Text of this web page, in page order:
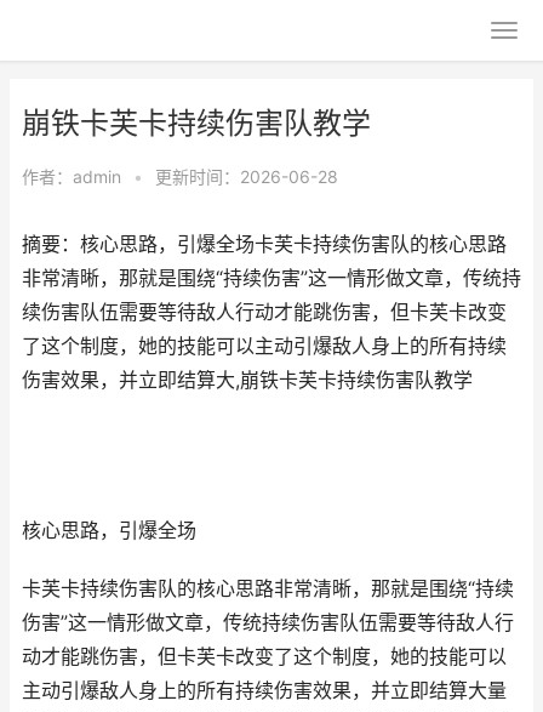
崩铁卡芙卡持续伤害队教学
作者： admin • 更新时间：2026-06-28
摘要：核心思路，引爆全场卡芙卡持续伤害队的核心思路
非常清晰，那就是围绕“持续伤害”这一情形做文章，传统持
续伤害队伍需要等待敌人行动才能跳伤害，但卡芙卡改变
了这个制度，她的技能可以主动引爆敌人身上的所有持续
伤害效果，并立即结算大,崩铁卡芙卡持续伤害队教学
核心思路，引爆全场
卡芙卡持续伤害队的核心思路非常清晰，那就是围绕“持续
伤害”这一情形做文章，传统持续伤害队伍需要等待敌人行
动才能跳伤害，但卡芙卡改变了这个制度，她的技能可以
主动引爆敌人身上的所有持续伤害效果，并立即结算大量